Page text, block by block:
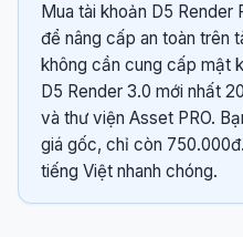
Mua tài khoản D5 Render
để nâng cấp an toàn trên
không cần cung cấp mật
D5 Render 3.0 mới nhất
và thư viện Asset PRO.
giá gốc, chỉ còn
tiếng Việt nhanh chóng.